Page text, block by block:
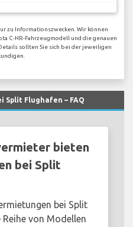
zu Informationszwecken. Wir können
C-HR-Fahrzeugmodell und die genauen
sollten Sie sich bei der jeweiligen
Split Flughafen – FAQ
bieten
bei Split
bei Split
von Modellen